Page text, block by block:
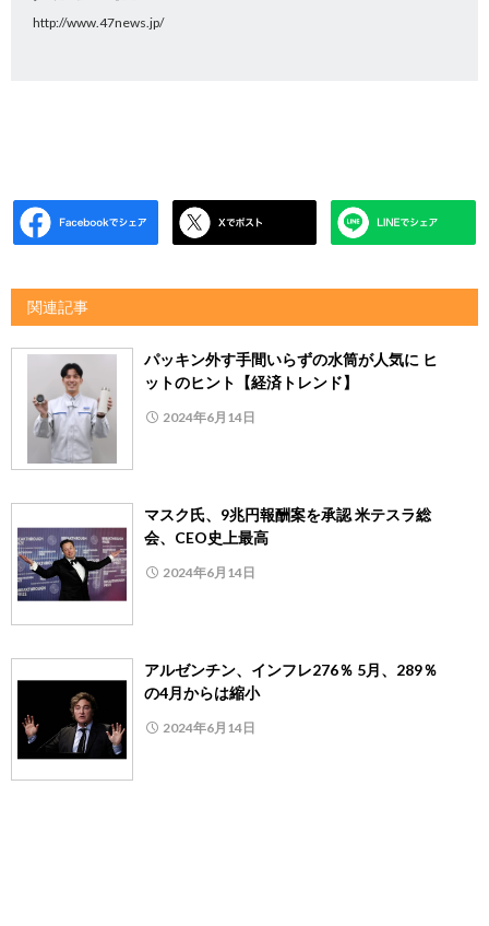
http://www.47news.jp/
関連記事
パッキン外す手間いらずの水筒が人気に ヒ
ットのヒント【経済トレンド】
2024年6月14日
マスク氏、9兆円報酬案を承認 米テスラ総
会、CEO史上最高
2024年6月14日
アルゼンチン、インフレ276％ 5月、289％
の4月からは縮小
2024年6月14日